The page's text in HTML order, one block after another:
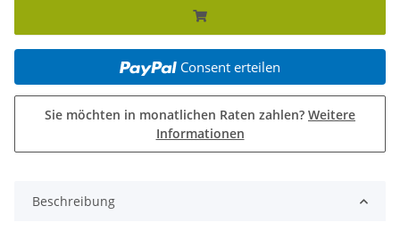
Consent erteilen
Sie möchten in monatlichen Raten zahlen? Weitere
Informationen
Beschreibung